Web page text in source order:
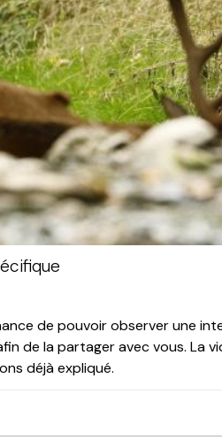
de pouvoir observer une
de la partager avec vous. La
déjà expliqué.